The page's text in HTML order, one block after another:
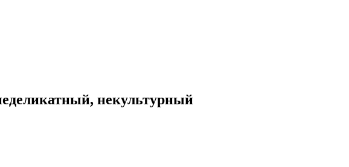
некультурный